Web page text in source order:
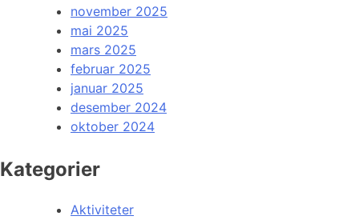
november 2025
mai 2025
mars 2025
februar 2025
januar 2025
desember 2024
oktober 2024
Kategorier
Aktiviteter